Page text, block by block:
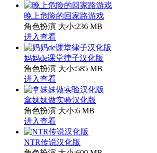
晚上危险的回家路游戏
角色扮演 大小:236 MB
进入查看
妈妈de课堂律子汉化版
角色扮演 大小:585 MB
进入查看
拿妹妹做实验汉化版
角色扮演 大小:6 MB
进入查看
NTR传说汉化版